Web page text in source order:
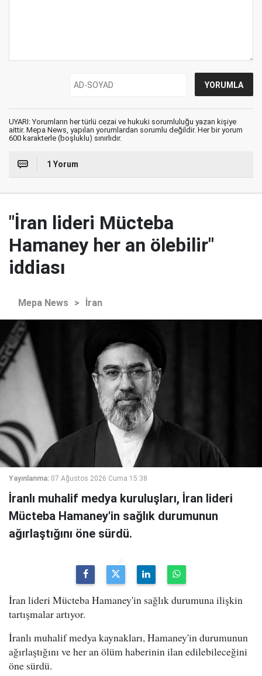
UYARI: Yorumların her türlü cezai ve hukuki sorumluluğu yazan kişiye
aittir. Mepa News, yapılan yorumlardan sorumlu değildir. Her bir yorum
600 karakterle (boşluklu) sınırlıdır.
1 Yorum
"İran lideri Mücteba
Hamaney her an ölebilir"
iddiası
Mepa News > İran
Yayınlanma: 07 Ağustos 2026 Cuma 15:38
İranlı muhalif medya kuruluşları, İran lideri
Mücteba Hamaney'in sağlık durumunun
ağırlaştığını öne sürdü.
İran lideri Mücteba Hamaney'in sağlık durumuna ilişkin
tartışmalar artıyor.
İranlı muhalif medya kaynakları, Hamaney'in durumunun
ağırlaştığını ve her an ölüm haberinin ilan edilebileceğini
öne sürdü.